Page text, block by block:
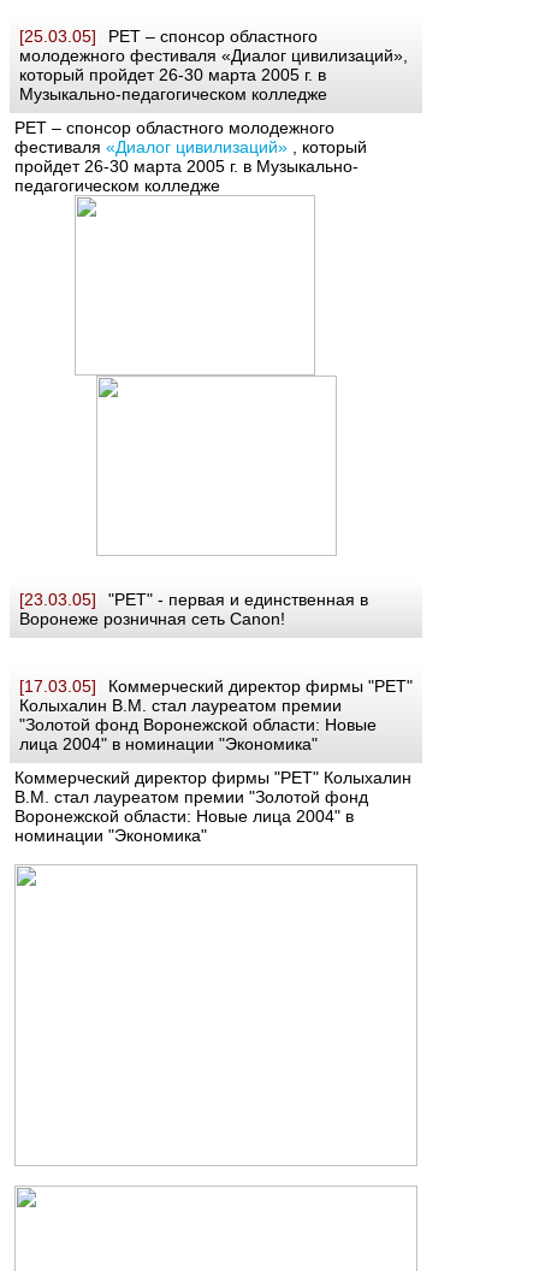
[25.03.05]
РЕТ – спонсор областного
молодежного фестиваля «Диалог цивилизаций»,
который пройдет 26-30 марта 2005 г. в
Музыкально-педагогическом колледже
РЕТ – спонсор областного молодежного
фестиваля «Диалог цивилизаций»
, который
пройдет 26-30 марта 2005 г. в Музыкально-
педагогическом колледже
[23.03.05]
"РЕТ" - первая и единственная в
Воронеже розничная сеть Canon!
[17.03.05]
Коммерческий директор фирмы "РЕТ"
Колыхалин В.М. стал лауреатом премии
"Золотой фонд Воронежской области: Новые
лица 2004" в номинации "Экономика"
Коммерческий директор фирмы "РЕТ" Колыхалин
В.М. стал лауреатом премии "Золотой фонд
Воронежской области: Новые лица 2004" в
номинации "Экономика"